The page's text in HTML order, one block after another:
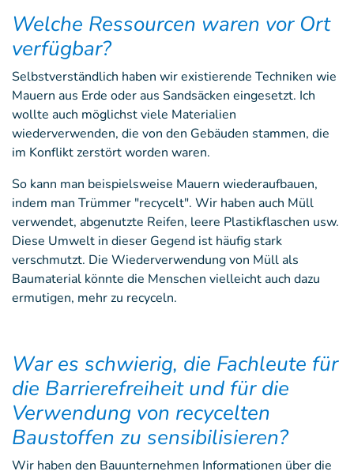
Welche Ressourcen waren vor Ort
verfügbar?
Selbstverständlich haben wir existierende Techniken wie
Mauern aus Erde oder aus Sandsäcken eingesetzt. Ich
wollte auch möglichst viele Materialien
wiederverwenden, die von den Gebäuden stammen, die
im Konflikt zerstört worden waren.
So kann man beispielsweise Mauern wiederaufbauen,
indem man Trümmer "recycelt". Wir haben auch Müll
verwendet, abgenutzte Reifen, leere Plastikflaschen usw.
Diese Umwelt in dieser Gegend ist häufig stark
verschmutzt. Die Wiederverwendung von Müll als
Baumaterial könnte die Menschen vielleicht auch dazu
ermutigen, mehr zu recyceln.
War es schwierig, die Fachleute für
die Barrierefreiheit und für die
Verwendung von recycelten
Baustoffen zu sensibilisieren?
Wir haben den Bauunternehmen Informationen über die